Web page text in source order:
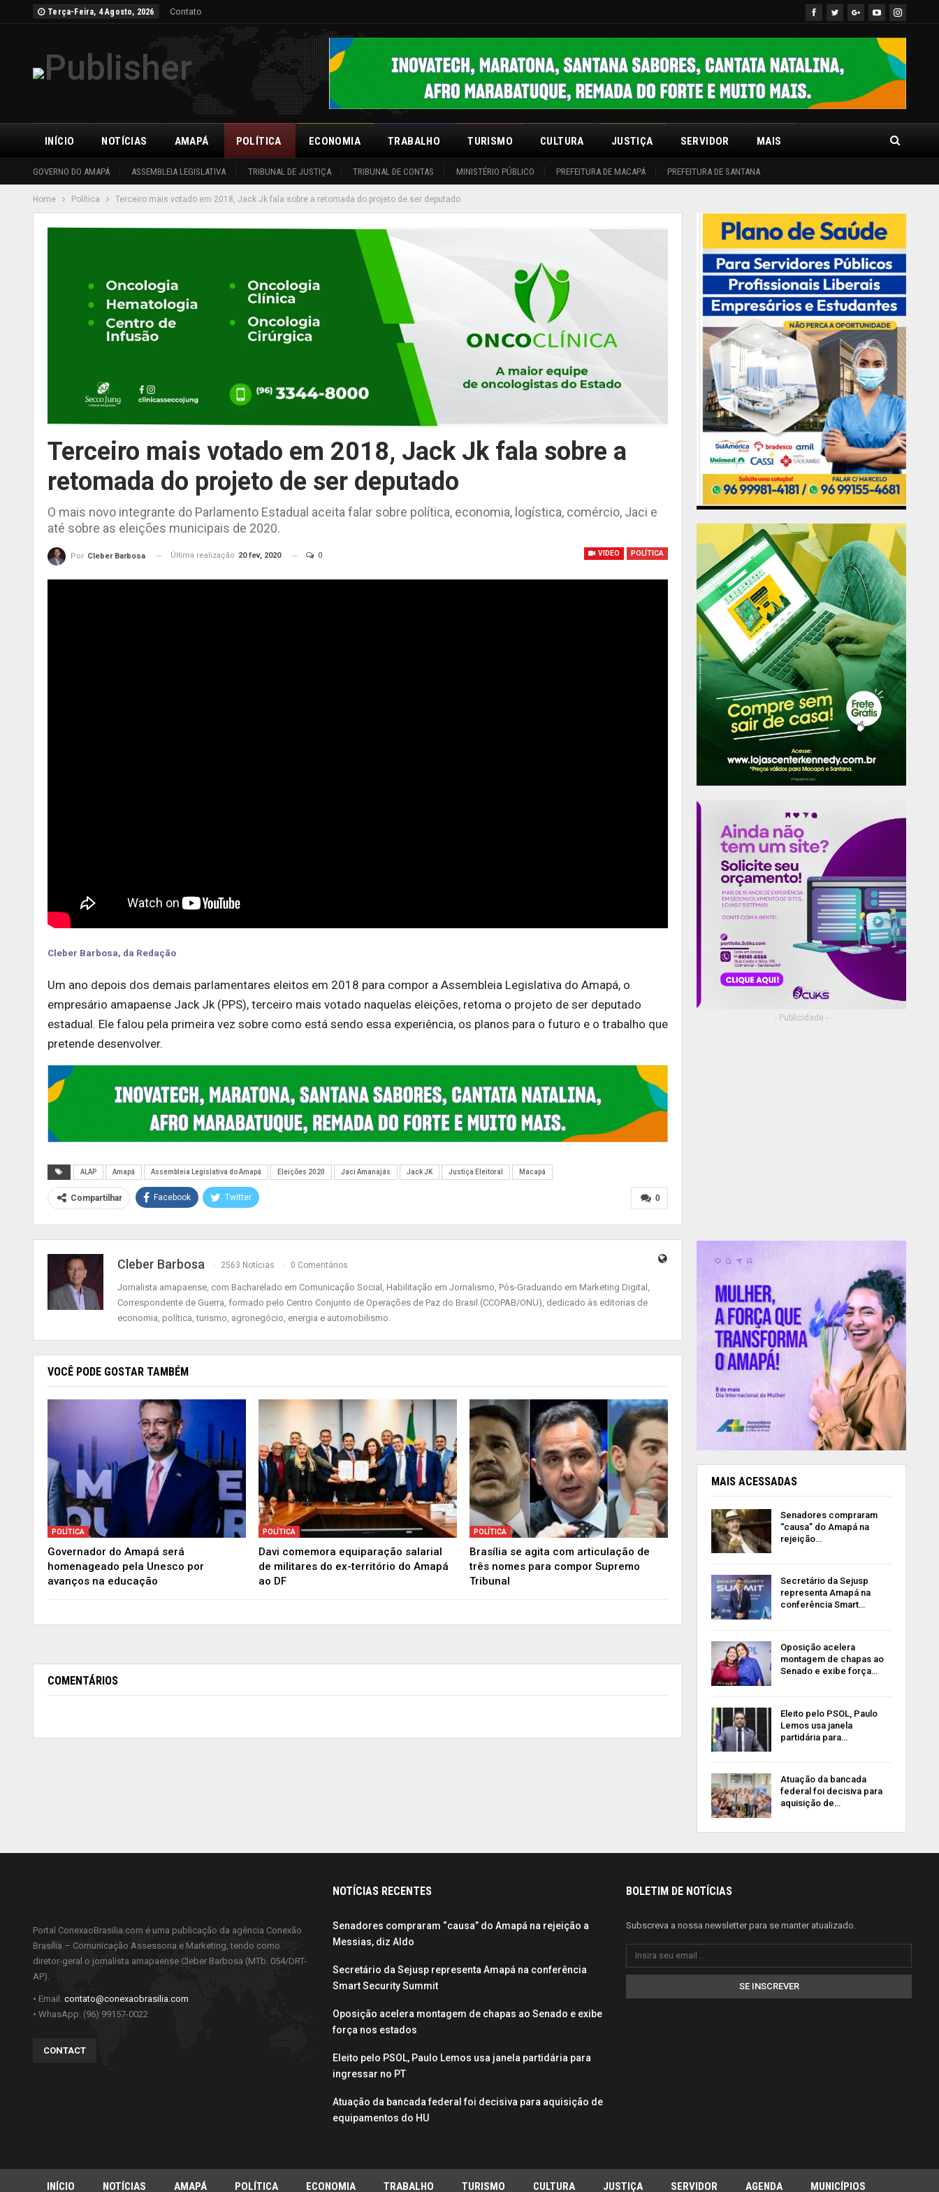
Terça-Feira, 4 Agosto, 2026 Contato
INÍCIO
GOVERNO DO AMAPÁ ASSEMBLEIA LEGISLATIVA TRIBUNAL DE JUSTIÇA TRIBUNAL DE CONTAS MINISTÉRIO PÚBLICO PREFEITURA DE MACAPÁ PREFEITURA DE SANTANA
NOTÍCIAS AMAPÁ POLÍTICA ECONOMIA TRABALHO TURISMO CULTURA JUSTIÇA SERVIDOR MAIS
Home Política Terceiro mais votado em 2018, Jack Jk fala sobre a retomada do projeto de ser deputado
Terceiro mais votado em 2018, Jack Jk fala sobre a
retomada do projeto de ser deputado
O mais novo integrante do Parlamento Estadual aceita falar sobre política, economia, logística, comércio, Jaci e
até sobre as eleições municipais de 2020.
VIDEO POLÍTICA
Por Cleber Barbosa Última realização 20 fev, 2020 0
Cleber Barbosa, da Redação
Um ano depois dos demais parlamentares eleitos em 2018 para compor a Assembleia Legislativa do Amapá, o
empresário amapaense Jack Jk (PPS), terceiro mais votado naquelas eleições, retoma o projeto de ser deputado
estadual. Ele falou pela primeira vez sobre como está sendo essa experiência, os planos para o futuro e o trabalho que
pretende desenvolver.
ALAP Amapá Assembleia Legislativa do Amapá Eleições 2020 Jaci Amanajás Jack JK Justiça Eleitoral Macapá
0
Compartilhar Facebook Twitter
Cleber Barbosa 2563 Notícias 0 Comentários
Jornalista amapaense, com Bacharelado em Comunicação Social, Habilitação em Jornalismo, Pós-Graduando em Marketing Digital,
Correspondente de Guerra, formado pelo Centro Conjunto de Operações de Paz do Brasil (CCOPAB/ONU), dedicado às editorias de
economia, política, turismo, agronegócio, energia e automobilismo.
VOCÊ PODE GOSTAR TAMBÉM
POLÍTICA
Governador do Amapá será
homenageado pela Unesco por
avanços na educação
POLÍTICA
Davi comemora equiparação salarial
de militares do ex-território do Amapá
ao DF
POLÍTICA
Brasília se agita com articulação de
três nomes para compor Supremo
Tribunal
COMENTÁRIOS
- Publicidade -
MAIS ACESSADAS
Senadores compraram
“causa” do Amapá na
rejeição…
Secretário da Sejusp
representa Amapá na
conferência Smart…
Oposição acelera
montagem de chapas ao
Senado e exibe força…
Eleito pelo PSOL, Paulo
Lemos usa janela
partidária para…
Atuação da bancada
federal foi decisiva para
aquisição de…
Portal ConexaoBrasilia.com é uma publicação da agência Conexão
Brasília – Comunicação Assessoria e Marketing, tendo como
diretor-geral o jornalista amapaense Cleber Barbosa (MTb. 054/DRT-
AP).
• Email: contato@conexaobrasilia.com
• WhasApp: (96) 99157-0022
CONTACT
NOTÍCIAS RECENTES
Senadores compraram “causa” do Amapá na rejeição a
Messias, diz Aldo
Secretário da Sejusp representa Amapá na conferência
Smart Security Summit
Oposição acelera montagem de chapas ao Senado e exibe
força nos estados
Eleito pelo PSOL, Paulo Lemos usa janela partidária para
ingressar no PT
Atuação da bancada federal foi decisiva para aquisição de
equipamentos do HU
BOLETIM DE NOTÍCIAS
Subscreva a nossa newsletter para se manter atualizado.
SE INSCREVER
INÍCIO NOTÍCIAS AMAPÁ POLÍTICA ECONOMIA TRABALHO TURISMO CULTURA JUSTIÇA SERVIDOR AGENDA MUNICÍPIOS